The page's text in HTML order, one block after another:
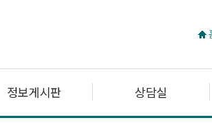
정보게시판 상담실